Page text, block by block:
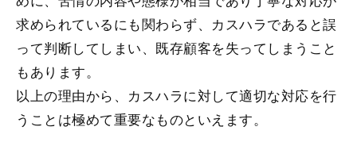
求められているにも関わらず、カスハラであると誤
って判断してしまい、既存顧客を失ってしまうこと
もあります。
以上の理由から、カスハラに対して適切な対応を行
うことは極めて重要なものといえます。